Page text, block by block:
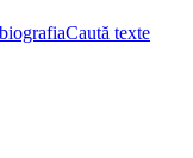
Caută texte